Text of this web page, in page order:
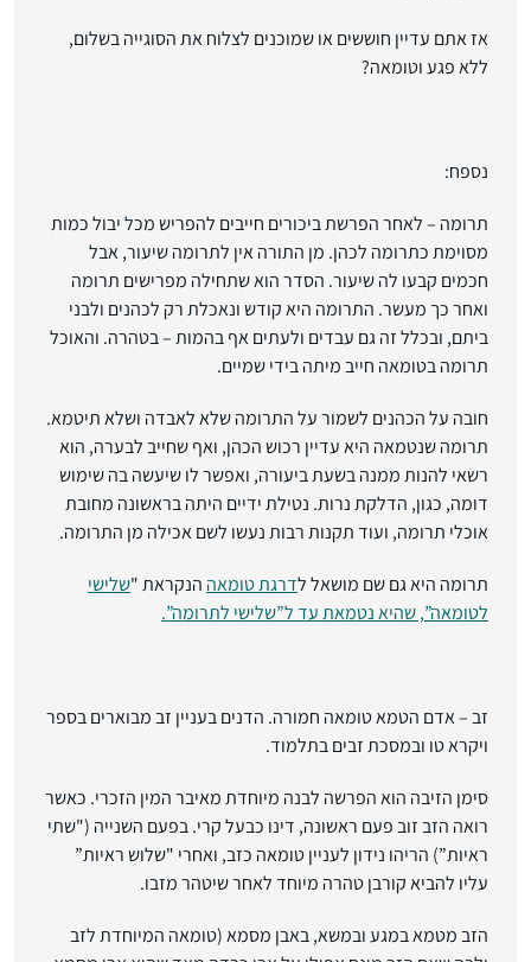
אז אתם עדיין חוששים או שמוכנים לצלוח את הסוגייה בשלום,
ללא פגע וטומאה?
נספח:
תרומה– לאחר הפרשת ביכורים חייבים להפריש מכל יבול כמות
מסוימת כתרומה לכהן. מן התורה אין לתרומה שיעור, אבל
חכמים קבעו לה שיעור. הסדר הוא שתחילה מפרישים תרומה
ואחר כך מעשר. התרומה היא קודש ונאכלת רק לכהנים ולבני
ביתם, ובכלל זה גם עבדים ולעתים אף בהמות – בטהרה. והאוכל
תרומה בטומאה חייב מיתה בידי שמיים.
חובה על הכהנים לשמור על התרומה שלא לאבדה ושלא תיטמא.
תרומה שנטמאה היא עדיין רכוש הכהן, ואף שחייב לבערה, הוא
רשאי להנות ממנה בשעת ביעורה, ואפשר לו שיעשה בה שימוש
דומה, כגון, הדלקת נרות. נטילת ידיים היתה בראשונה מחובת
אוכלי תרומה, ועוד תקנות רבות נעשו לשם אכילה מן התרומה.
תרומה היא גם שם מושאל לדרגת טומאההנקראת "שלישי
לטומאה”, שהיא נטמאת עד ל”שלישי לתרומה”.
– אדם הטמא טומאה חמורה. הדנים בעניין זב מבוארים בספר
ויקרא טו ובמסכת זבים בתלמוד.
סימן הזיבה הוא הפרשה לבנה מיוחדת מאיבר המין הזכרי. כאשר
רואה הזב זוב פעם ראשונה, דינו כבעל קרי. בפעם השנייה ("שתי
ראיות”) הריהו נידון לעניין טומאה כזב, ואחרי "שלוש ראיות”
עליו להביא קורבן טהרה מיוחד לאחר שיטהר מזבו.
הזב מטמא במגע ובמשא, באבן מסמא (טומאה המיוחדת לזב